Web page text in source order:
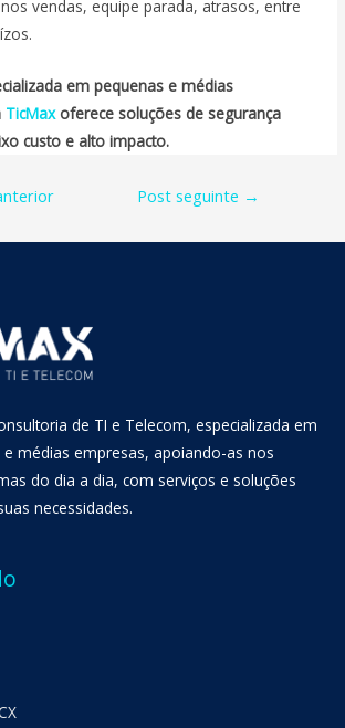
vendas, equipe parada, atrasos, entre
em pequenas e médias
TicMaxoferece soluções de segurança
custo e alto impacto.
Post seguinte →
de TI e Telecom, especializada em
médias empresas, apoiando-as nos
do dia a dia, com serviços e soluções
necessidades.